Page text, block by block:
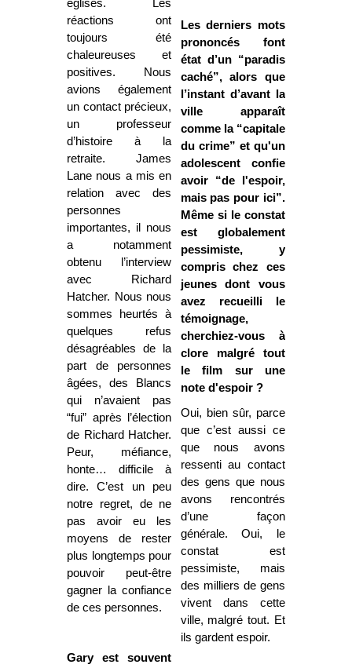
églises. Les
réactions ont
toujours été
chaleureuses et
positives. Nous
avions également
un contact précieux,
un professeur
d’histoire à la
retraite. James
Lane nous a mis en
relation avec des
personnes
importantes, il nous
a notamment
obtenu l’interview
avec Richard
Hatcher. Nous nous
sommes heurtés à
quelques refus
désagréables de la
part de personnes
âgées, des Blancs
qui n’avaient pas
“fui” après l’élection
de Richard Hatcher.
Peur, méfiance,
honte… difficile à
dire. C’est un peu
notre regret, de ne
pas avoir eu les
moyens de rester
plus longtemps pour
pouvoir peut-être
gagner la confiance
de ces personnes.
Gary est souvent
Les derniers mots
prononcés font
état d’un “paradis
caché”, alors que
l’instant d’avant la
ville apparaît
comme la “capitale
du crime” et qu'un
adolescent confie
avoir “de l'espoir,
mais pas pour ici”.
Même si le constat
est globalement
pessimiste, y
compris chez ces
jeunes dont vous
avez recueilli le
témoignage,
cherchiez-vous à
clore malgré tout
le film sur une
note d'espoir ?
Oui, bien sûr, parce
que c’est aussi ce
que nous avons
ressenti au contact
des gens que nous
avons rencontrés
d’une façon
générale. Oui, le
constat est
pessimiste, mais
des milliers de gens
vivent dans cette
ville, malgré tout. Et
ils gardent espoir.